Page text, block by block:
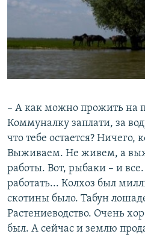
– А как можно прожить на
Коммуналку заплати, за
что тебе остается?
Выживаем. Не живем, а
работы. Вот, рыбаки – и
работать... Колхоз был
скотины было. Табун
Растениеводство. Очень
был. А сейчас и землю